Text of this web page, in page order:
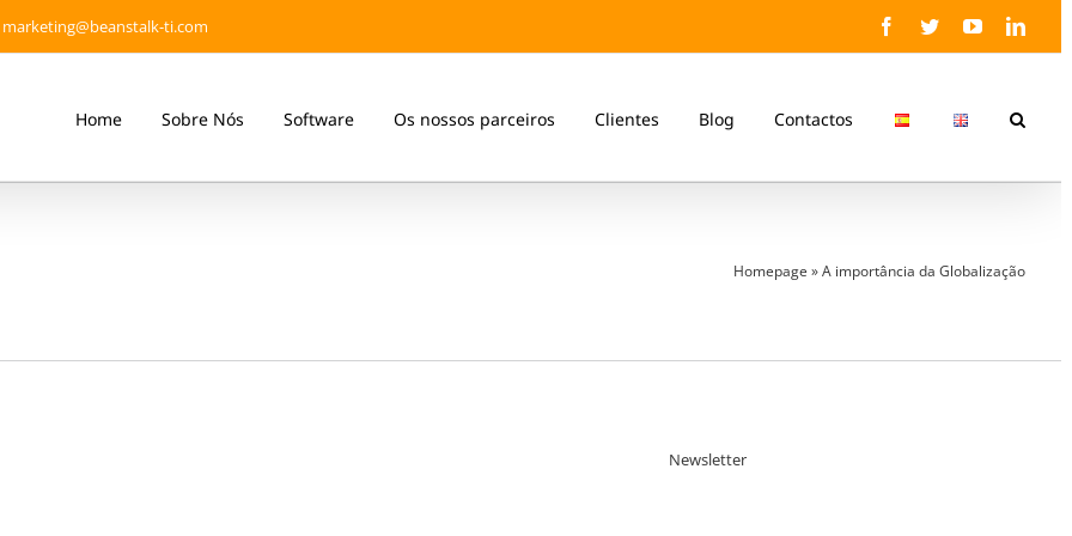
marketing@beanstalk-ti.com Facebook
TwitterYouTube
Home Sobre Nós Software Os nossos parceiros Clientes Blog Contactos
Homepage »A importância da Globalização
Newsletter